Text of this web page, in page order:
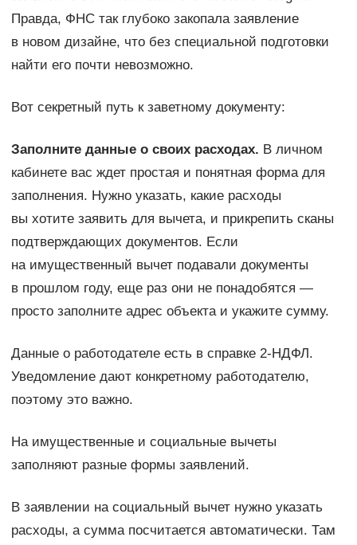
Правда, ФНС так глубоко закопала заявление
в новом дизайне, что без специальной подготовки
найти его почти невозможно.
Вот секретный путь к заветному документу:
Заполните данные о своих расходах. В личном
кабинете вас ждет простая и понятная форма для
заполнения. Нужно указать, какие расходы
вы хотите заявить для вычета, и прикрепить сканы
подтверждающих документов. Если
на имущественный вычет подавали документы
в прошлом году, еще раз они не понадобятся —
просто заполните адрес объекта и укажите сумму.
Данные о работодателе есть в справке 2-НДФЛ.
Уведомление дают конкретному работодателю,
поэтому это важно.
На имущественные и социальные вычеты
заполняют разные формы заявлений.
В заявлении на социальный вычет нужно указать
расходы, а сумма посчитается автоматически. Там